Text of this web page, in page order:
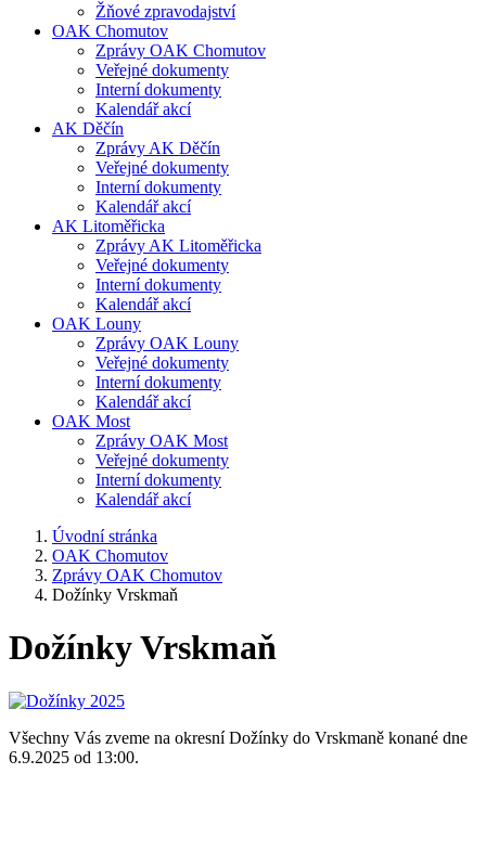
Žňové zpravodajství
OAK Chomutov
Zprávy OAK Chomutov
Veřejné dokumenty
Interní dokumenty
Kalendář akcí
AK Děčín
Zprávy AK Děčín
Veřejné dokumenty
Interní dokumenty
Kalendář akcí
AK Litoměřicka
Zprávy AK Litoměřicka
Veřejné dokumenty
Interní dokumenty
Kalendář akcí
OAK Louny
Zprávy OAK Louny
Veřejné dokumenty
Interní dokumenty
Kalendář akcí
OAK Most
Zprávy OAK Most
Veřejné dokumenty
Interní dokumenty
Kalendář akcí
Úvodní stránka
OAK Chomutov
Zprávy OAK Chomutov
Dožínky Vrskmaň
Dožínky Vrskmaň
Všechny Vás zveme na okresní Dožínky do Vrskmaně konané dne
6.9.2025 od 13:00.